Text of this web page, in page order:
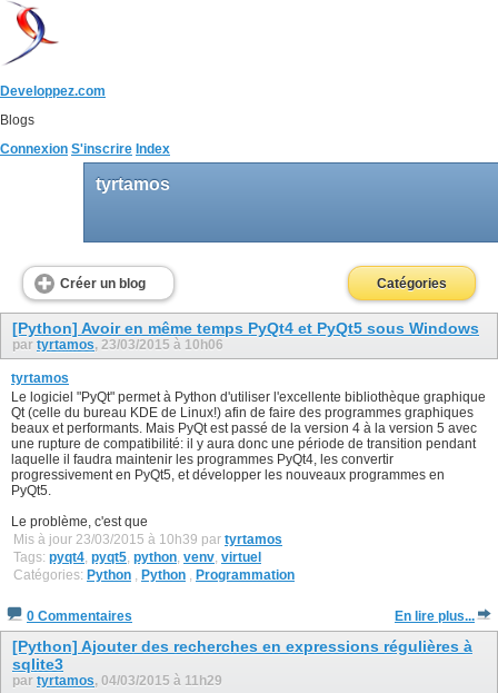
Developpez.com
Blogs
Connexion S'inscrire Index
tyrtamos
Créer un blog Catégories
[Python] Avoir en même temps PyQt4 et PyQt5 sous Windows
par tyrtamos, 23/03/2015 à 10h06
tyrtamos
Le logiciel "PyQt" permet à Python d'utiliser l'excellente bibliothèque graphique
Qt (celle du bureau KDE de Linux!) afin de faire des programmes graphiques
beaux et performants. Mais PyQt est passé de la version 4 à la version 5 avec
une rupture de compatibilité: il y aura donc une période de transition pendant
laquelle il faudra maintenir les programmes PyQt4, les convertir
progressivement en PyQt5, et développer les nouveaux programmes en
PyQt5.
Le problème, c'est que
Mis à jour 23/03/2015 à 10h39 par tyrtamos
Tags: pyqt4, pyqt5, python, venv, virtuel
Catégories: Python , Python , Programmation
0 Commentaires En lire plus...
[Python] Ajouter des recherches en expressions régulières à
sqlite3
par tyrtamos, 04/03/2015 à 11h29